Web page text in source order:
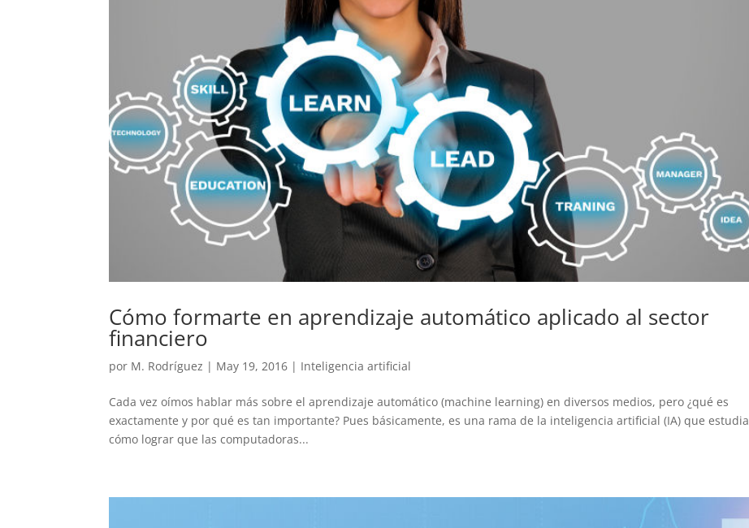
Cómo formarte en aprendizaje automático aplicado al sector
financiero
por M. Rodríguez | May 19, 2016 | Inteligencia artificial
Cada vez oímos hablar más sobre el aprendizaje automático (machine learning) en diversos medios, pero ¿qué es
exactamente y por qué es tan importante? Pues básicamente, es una rama de la inteligencia artificial (IA) que estudia
cómo lograr que las computadoras...